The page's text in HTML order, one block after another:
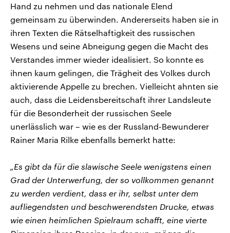
Hand zu nehmen und das nationale Elend
gemeinsam zu überwinden. Andererseits haben sie in
ihren Texten die Rätselhaftigkeit des russischen
Wesens und seine Abneigung gegen die Macht des
Verstandes immer wieder idealisiert. So konnte es
ihnen kaum gelingen, die Trägheit des Volkes durch
aktivierende Appelle zu brechen. Vielleicht ahnten sie
auch, dass die Leidensbereitschaft ihrer Landsleute
für die Besonderheit der russischen Seele
unerlässlich war – wie es der Russland-Bewunderer
Rainer Maria Rilke ebenfalls bemerkt hatte:
„Es gibt da für die slawische Seele wenigstens einen
Grad der Unterwerfung, der so vollkommen genannt
zu werden verdient, dass er ihr, selbst unter dem
aufliegendsten und beschwerendsten Drucke, etwas
wie einen heimlichen Spielraum schafft, eine vierte